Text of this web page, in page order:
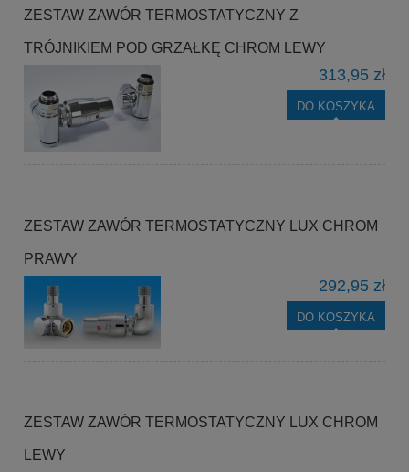
ZESTAW ZAWÓR TERMOSTATYCZNY Z
TRÓJNIKIEM POD GRZAŁKĘ CHROM LEWY
313,95 zł
DO KOSZYKA
ZESTAW ZAWÓR TERMOSTATYCZNY LUX CHROM
PRAWY
292,95 zł
DO KOSZYKA
ZESTAW ZAWÓR TERMOSTATYCZNY LUX CHROM
LEWY